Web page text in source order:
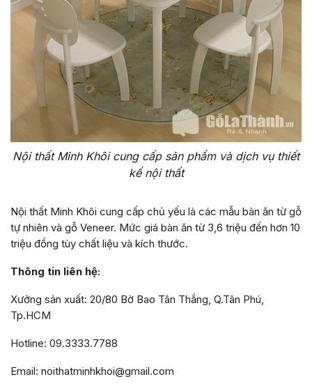
Nội thất Minh Khôi cung cấp sản phẩm và dịch vụ thiết
kế nội thất
Nội thất Minh Khôi cung cấp chủ yếu là các mẫu bàn ăn từ gỗ
tự nhiên và gỗ Veneer. Mức giá bàn ăn từ 3,6 triệu đến hơn 10
triệu đồng tùy chất liệu và kích thước.
Thông tin liên hệ:
Xưởng sản xuất: 20/80 Bờ Bao Tân Thắng, Q.Tân Phú,
Tp.HCM
Hotline: 09.3333.7788
Email: noithatminhkhoi@gmail.com